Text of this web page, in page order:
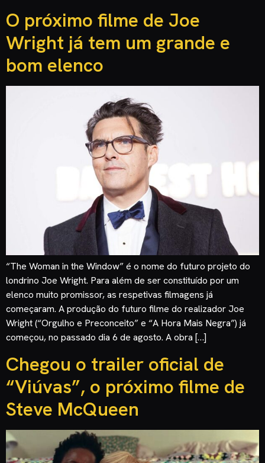
O próximo filme de Joe
Wright já tem um grande e
bom elenco
“The Woman in the Window” é o nome do futuro projeto do
londrino Joe Wright. Para além de ser constituído por um
elenco muito promissor, as respetivas filmagens já
começaram. A produção do futuro filme do realizador Joe
Wright (“Orgulho e Preconceito” e “A Hora Mais Negra”) já
começou, no passado dia 6 de agosto. A obra […]
Chegou o trailer oficial de
“Viúvas”, o próximo filme de
Steve McQueen